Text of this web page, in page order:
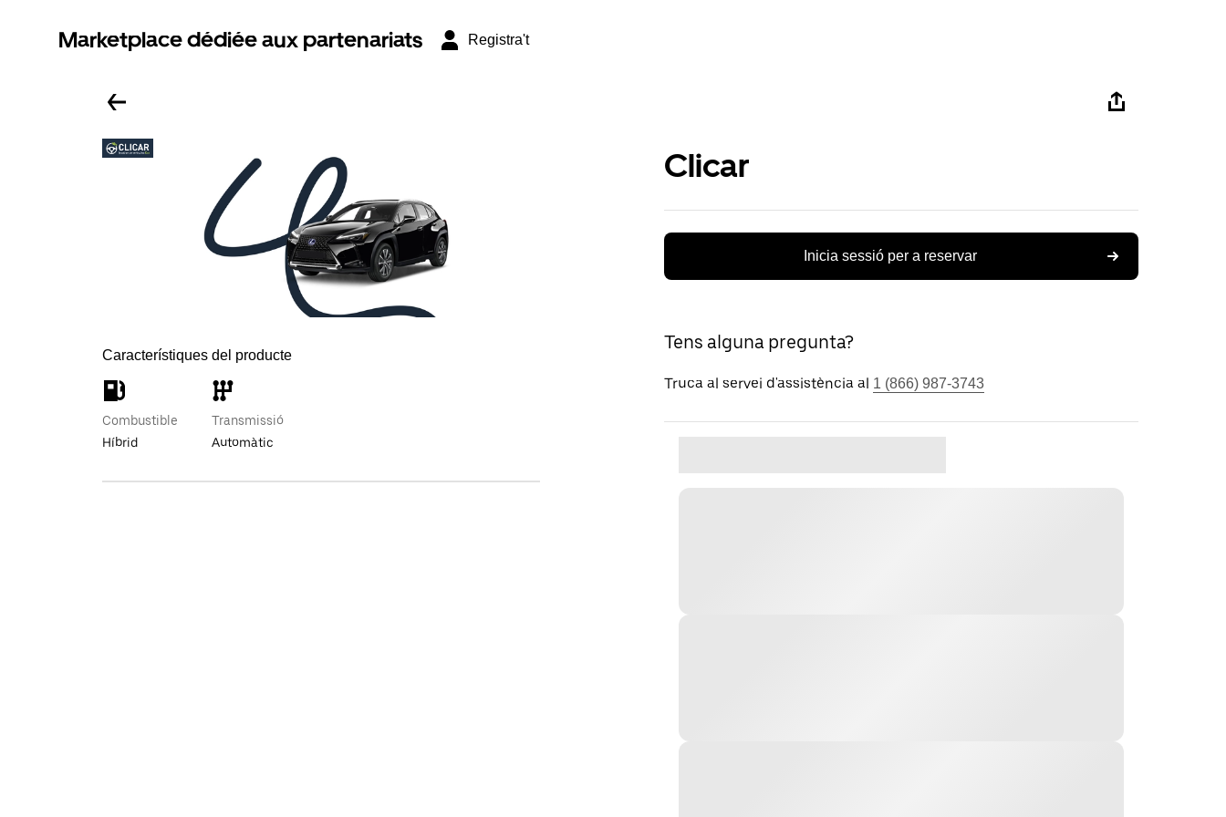
Marketplace dédiée aux partenariats Registra't
Característiques del producte
Combustible
Híbrid
Transmissió
Automàtic
Clicar
Inicia sessió per a reservar
Tens alguna pregunta?
Truca al servei d'assistència al 1 (866) 987-3743